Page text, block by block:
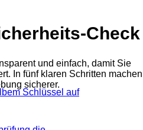
und einfach, damit Sie
In fünf klaren Schritten machen
sicherer.